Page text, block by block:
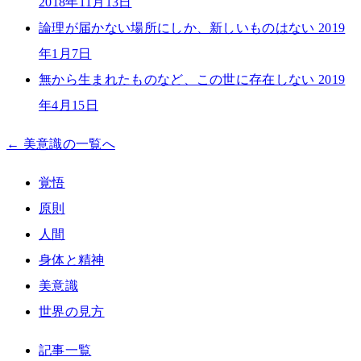
論理が届かない場所にしか、新しいものはない 2019
年1月7日
無から生まれたものなど、この世に存在しない 2019
年4月15日
← 美意識の一覧へ
覚悟
原則
人間
身体と精神
美意識
世界の見方
記事一覧